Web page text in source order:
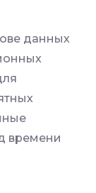
данных
времени